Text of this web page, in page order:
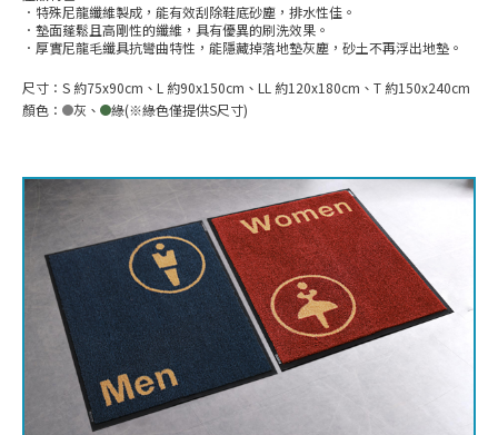
．特殊尼龍纖維製成，能有效刮除鞋底砂塵，排水性佳。
．墊面蓬鬆且高剛性的纖維，具有優異的刷洗效果。
．厚實尼龍毛纖具抗彎曲特性，能隱藏掉落地墊灰塵，砂土不再浮出地墊。
尺寸： S 約75x90cm、L 約90x150cm、LL 約120x180cm、T 約150x240cm
顏色：
灰 、 綠(※綠色僅提供S尺寸)